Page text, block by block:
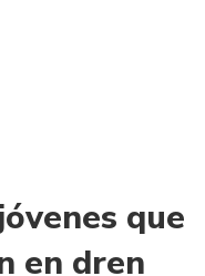
que
en dren